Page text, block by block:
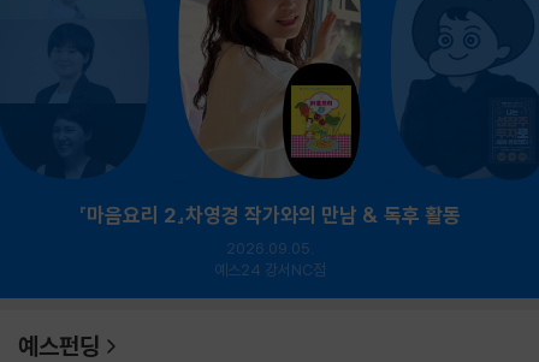
『마음요리 2』차영경 작가와의 만남 & 독후 활동
2026.09.05.
예스24 강서NC점
예스펀딩